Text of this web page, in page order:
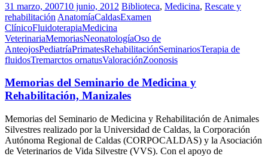
31 marzo, 200710 junio, 2012 Biblioteca, Medicina, Rescate y
rehabilitación AnatomíaCaldasExamen
ClínicoFluidoterapiaMedicina
VeterinariaMemoriasNeonatologíaOso de
AnteojosPediatríaPrimatesRehabilitaciónSeminariosTerapia de
fluidosTremarctos ornatusValoraciónZoonosis
Memorias del Seminario de Medicina y
Rehabilitación, Manizales
Memorias del Seminario de Medicina y Rehabilitación de Animales
Silvestres realizado por la Universidad de Caldas, la Corporación
Autónoma Regional de Caldas (CORPOCALDAS) y la Asociación
de Veterinarios de Vida Silvestre (VVS). Con el apoyo de